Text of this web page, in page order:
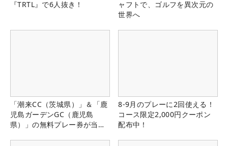
『TRTL』で6人抜き！
ャフトで、ゴルフを異次元の
世界へ
「潮来CC（茨城県）」＆「鹿
児島ガーデンGC（鹿児島
県）」の無料プレー券が当た
8-9月のプレーに2回使える！
コース限定2,000円クーポン
配布中！